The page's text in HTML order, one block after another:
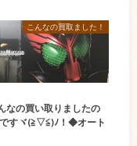
こんなの買取ました！
なの買い取りましたの
すヾ(≧▽≦)ﾉ！◆オート